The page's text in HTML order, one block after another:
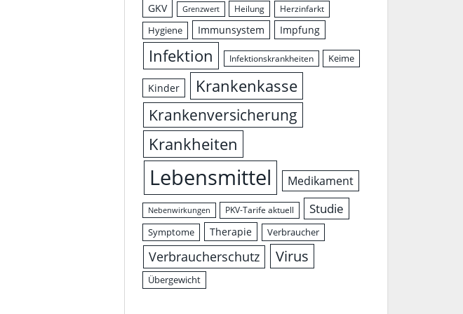
GKV Grenzwert Heilung Herzinfarkt
Hygiene Immunsystem Impfung
Infektion Infektionskrankheiten Keime
Kinder Krankenkasse
Krankenversicherung
Krankheiten
Lebensmittel Medikament
Nebenwirkungen PKV-Tarife aktuell Studie
Symptome Therapie Verbraucher
Verbraucherschutz Virus
Übergewicht